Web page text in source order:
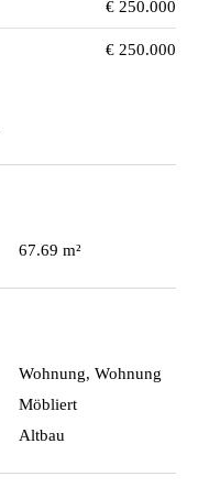
€ 250.000
€ 250.000
67.69 m²
Wohnung, Wohnung
Möbliert
Altbau